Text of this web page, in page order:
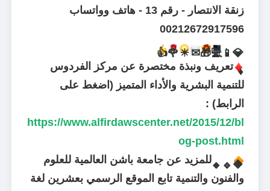
زنقة الانتصار - رقم 13 - هاتف وواتساب
00212672917596
💎
📱
💻
🎁
✉
☀
🌹
👍
♦ تعريف ونبذة مختصرة عن مركز الفردوس
للتنمية البشرية والأداء المتميز (اضغط على
الرابط) :
https://www.alfirdawscenter.net/2015/12/bl
og-post.html
🔶
🔹
🔸للمزيد عن جامعة باشن العالمية للعلوم
والفنون والتنمية تابع الموقع الرسمي بعشرين لغة